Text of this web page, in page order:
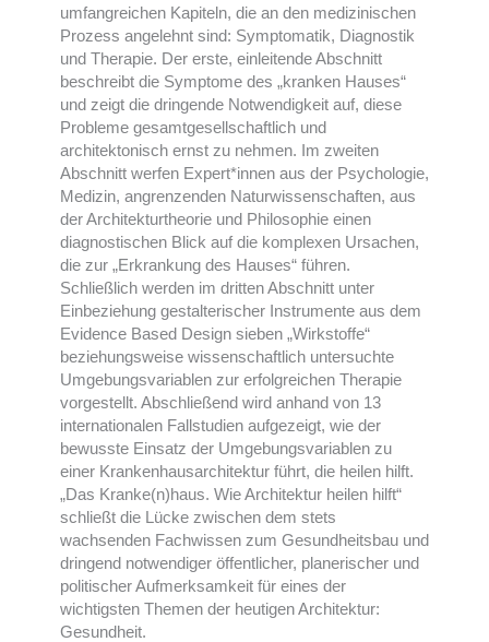
umfangreichen Kapiteln, die an den medizinischen
Prozess angelehnt sind: Symptomatik, Diagnostik
und Therapie. Der erste, einleitende Abschnitt
beschreibt die Symptome des „kranken Hauses“
und zeigt die dringende Notwendigkeit auf, diese
Probleme gesamtgesellschaftlich und
architektonisch ernst zu nehmen. Im zweiten
Abschnitt werfen Expert*innen aus der Psychologie,
Medizin, angrenzenden Naturwissenschaften, aus
der Architekturtheorie und Philosophie einen
diagnostischen Blick auf die komplexen Ursachen,
die zur „Erkrankung des Hauses“ führen.
Schließlich werden im dritten Abschnitt unter
Einbeziehung gestalterischer Instrumente aus dem
Evidence Based Design sieben „Wirkstoffe“
beziehungsweise wissenschaftlich untersuchte
Umgebungsvariablen zur erfolgreichen Therapie
vorgestellt. Abschließend wird anhand von 13
internationalen Fallstudien aufgezeigt, wie der
bewusste Einsatz der Umgebungsvariablen zu
einer Krankenhausarchitektur führt, die heilen hilft.
„Das Kranke(n)haus. Wie Architektur heilen hilft“
schließt die Lücke zwischen dem stets
wachsenden Fachwissen zum Gesundheitsbau und
dringend notwendiger öffentlicher, planerischer und
politischer Aufmerksamkeit für eines der
wichtigsten Themen der heutigen Architektur:
Gesundheit.